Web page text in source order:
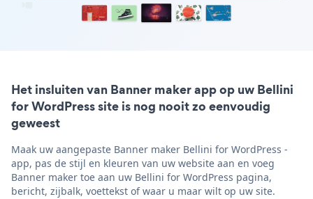
Het insluiten van Banner maker app op uw Bellini
for WordPress site is nog nooit zo eenvoudig
geweest
Maak uw aangepaste Banner maker Bellini for WordPress -
app, pas de stijl en kleuren van uw website aan en voeg
Banner maker toe aan uw Bellini for WordPress pagina,
bericht, zijbalk, voettekst of waar u maar wilt op uw site.